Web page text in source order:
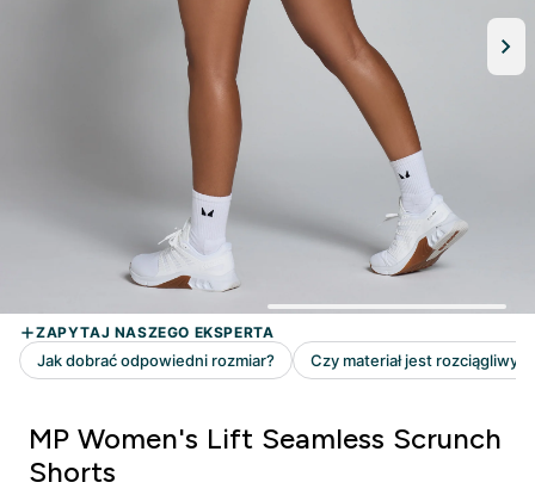
MP Women's Lift Seamless Scrunch
Shorts